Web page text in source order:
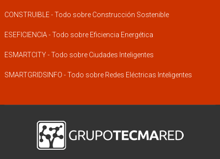
CONSTRUIBLE - Todo sobre Construcción Sostenible
ESEFICIENCIA - Todo sobre Eficiencia Energética
ESMARTCITY - Todo sobre Ciudades Inteligentes
SMARTGRIDSINFO - Todo sobre Redes Eléctricas Inteligentes